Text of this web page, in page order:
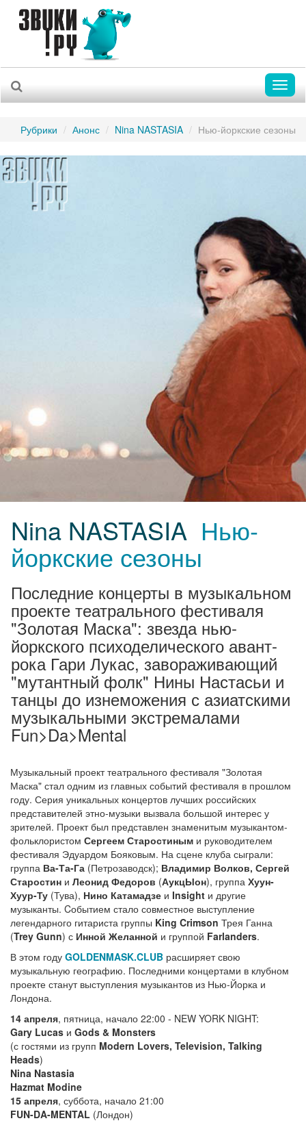
Рубрики Анонс Nina NASTASIA Нью-йоркские сезоны
Nina NASTASIA Нью-
йоркские сезоны
Последние концерты в музыкальном
проекте театрального фестиваля
"Золотая Маска": звезда нью-
йоркского психоделического авант-
рока Гари Лукас, завораживающий
"мутантный фолк" Нины Настасьи и
танцы до изнеможения с азиатскими
музыкальными экстремалами
Fun>Da>Mental
Музыкальный проект театрального фестиваля "Золотая
Маска" стал одним из главных событий фестиваля в прошлом
году. Серия уникальных концертов лучших российских
представителей этно-музыки вызвала большой интерес у
зрителей. Проект был представлен знаменитым музыкантом-
фольклористом Сергеем Старостиным и руководителем
фестиваля Эдуардом Бояковым. На сцене клуба сыграли:
группа Ва-Та-Га (Петрозаводск); Владимир Волков, Сергей
Старостин и Леонид Федоров (АукцЫон), группа Хуун-
Хуур-Ту (Тува), Нино Катамадзе и Insight и другие
музыканты. Cобытием стало совместное выступление
легендарного гитариста группы King Crimson Трея Ганна
(Trey Gunn) с Инной Желанной и группой Farlanders.
В этом году GOLDENMASK.CLUB расширяет свою
музыкальную географию. Последними концертами в клубном
проекте станут выступления музыкантов из Нью-Йорка и
Лондона.
14 апреля, пятница, начало 22:00 - NEW YORK NIGHT:
Gary Lucas и Gods & Monsters
(с гостями из групп Modern Lovers, Television, Talking
Heads)
Nina Nastasia
Hazmat Modine
15 апреля, суббота, начало 21:00
FUN-DA-MENTAL (Лондон)